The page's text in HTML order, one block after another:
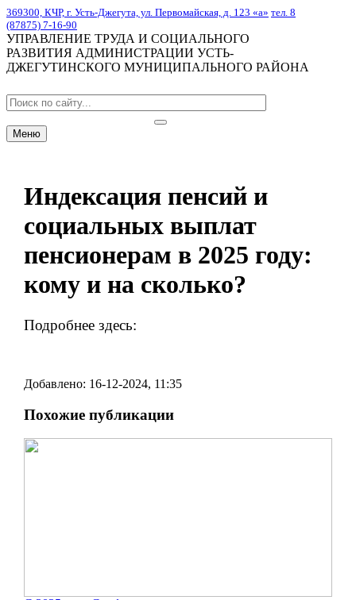
369300, КЧР, г. Усть-Джегута, ул. Первомайская, д. 123 «а» тел. 8
(87875) 7-16-90
УПРАВЛЕНИЕ ТРУДА И СОЦИАЛЬНОГО
РАЗВИТИЯ АДМИНИСТРАЦИИ УСТЬ-
ДЖЕГУТИНСКОГО МУНИЦИПАЛЬНОГО РАЙОНА
Меню
Индексация пенсий и
социальных выплат
пенсионерам в 2025 году:
кому и на сколько?
Подробнее здесь:
Добавлено: 16-12-2024, 11:35
Похожие публикации